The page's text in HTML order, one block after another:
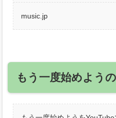
music.jp
もう一度始めよう